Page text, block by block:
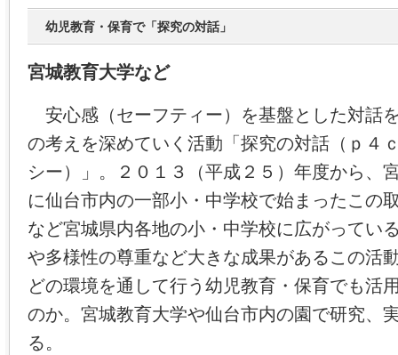
幼児教育・保育で「探究の対話」
宮城教育大学など
安心感（セーフティー）を基盤とした対話
の考えを深めていく活動「探究の対話（ｐ４
シー）」。２０１３（平成２５）年度から、
に仙台市内の一部小・中学校で始まったこの
など宮城県内各地の小・中学校に広がってい
や多様性の尊重など大きな成果があるこの活
どの環境を通して行う幼児教育・保育でも活
のか。宮城教育大学や仙台市内の園で研究、
る。